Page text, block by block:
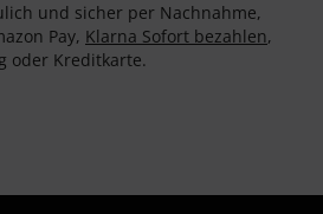
und sicher per Nachnahme,
Pay, Klarna Sofort bezahlen,
oder Kreditkarte.